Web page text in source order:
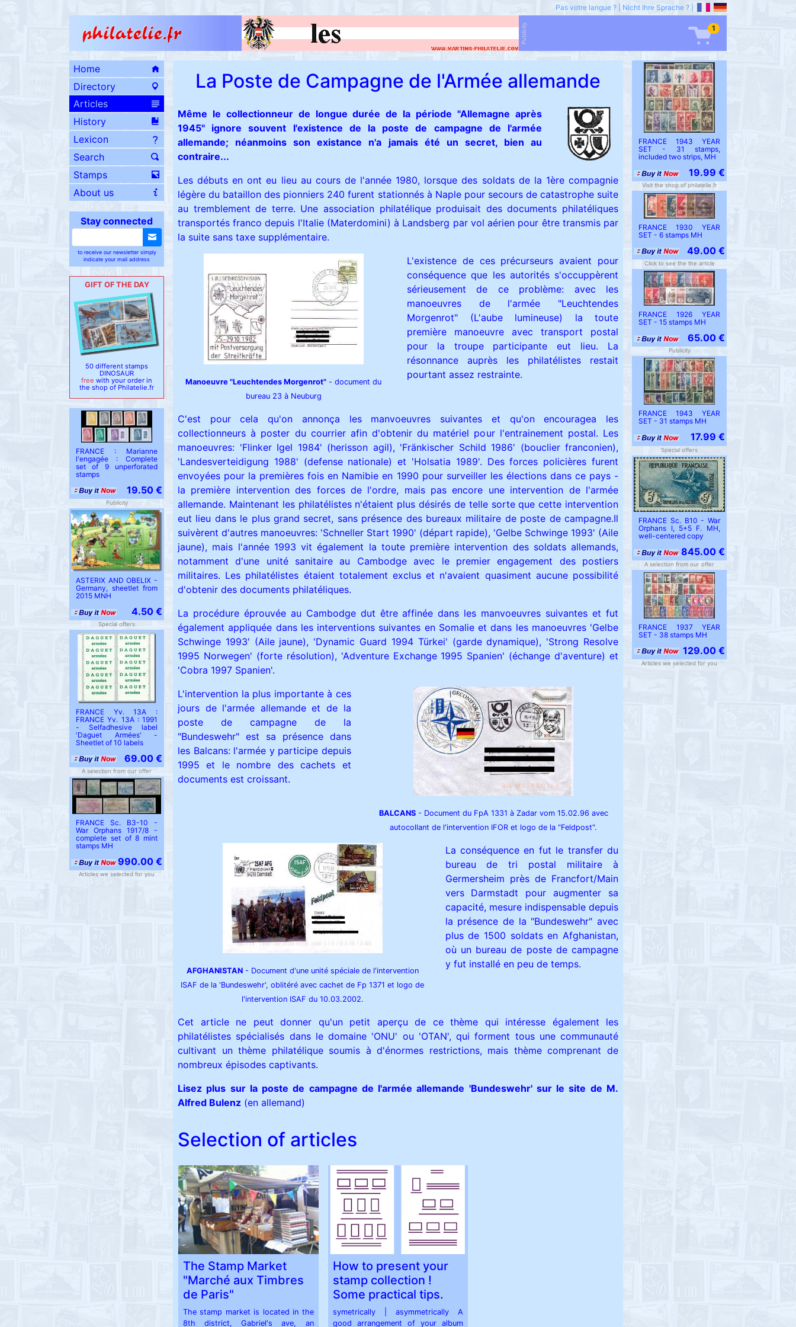
Pas votre langue ? Nicht Ihre Sprache ?
Publicity 1
Home
Directory
Articles
History
Lexicon
Search
Stamps
About us
Stay connected
to receive our newsletter simply
indicate your mail address
GIFT OF THE DAY
50 different stamps
DINOSAUR
free with your order in
the shop of Philatelie.fr
FRANCE : Marianne
l'engagée : Complete
set of 9 unperforated
stamps
19.50 €
Publicity
ASTERIX AND OBELIX -
Germany, sheetlet from
2015 MNH
4.50 €
Special offers
FRANCE Yv. 13A :
FRANCE Yv. 13A : 1991
- Selfadhesive label
'Daguet Armées' -
Sheetlet of 10 labels
69.00 €
A selection from our offer
FRANCE Sc. B3-10 -
War Orphans 1917/8 -
complete set of 8 mint
stamps MH
990.00 €
Articles we selected for you
La Poste de Campagne de l'Armée allemande
Même le collectionneur de longue durée de la période "Allemagne après
1945" ignore souvent l'existence de la poste de campagne de l'armée
allemande; néanmoins son existance n'a jamais été un secret, bien au
contraire...
Les débuts en ont eu lieu au cours de l'année 1980, lorsque des soldats de la 1ère compagnie
légère du bataillon des pionniers 240 furent stationnés à Naple pour secours de catastrophe suite
au tremblement de terre. Une association philatélique produisait des documents philatéliques
transportés franco depuis l'Italie (Materdomini) à Landsberg par vol aérien pour être transmis par
la suite sans taxe supplémentaire.
Manoeuvre "Leuchtendes Morgenrot" - document du
bureau 23 à Neuburg
L'existence de ces précurseurs avaient pour
conséquence que les autorités s'occuppèrent
sérieusement de ce problème: avec les
manoeuvres de l'armée "Leuchtendes
Morgenrot" (L'aube lumineuse) la toute
première manoeuvre avec transport postal
pour la troupe participante eut lieu. La
résonnance auprès les philatélistes restait
pourtant assez restrainte.
C'est pour cela qu'on annonça les manvoeuvres suivantes et qu'on encouragea les
collectionneurs à poster du courrier afin d'obtenir du matériel pour l'entrainement postal. Les
manoeuvres: 'Flinker Igel 1984' (herisson agil), 'Fränkischer Schild 1986' (bouclier franconien),
'Landesverteidigung 1988' (defense nationale) et 'Holsatia 1989'. Des forces policières furent
envoyées pour la premières fois en Namibie en 1990 pour surveiller les élections dans ce pays -
la première intervention des forces de l'ordre, mais pas encore une intervention de l'armée
allemande. Maintenant les philatélistes n'étaient plus désirés de telle sorte que cette intervention
eut lieu dans le plus grand secret, sans présence des bureaux militaire de poste de campagne.Il
suivèrent d'autres manoeuvres: 'Schneller Start 1990' (départ rapide), 'Gelbe Schwinge 1993' (Aile
jaune), mais l'année 1993 vit également la toute première intervention des soldats allemands,
notamment d'une unité sanitaire au Cambodge avec le premier engagement des postiers
militaires. Les philatélistes étaient totalement exclus et n'avaient quasiment aucune possibilité
d'obtenir des documents philatéliques.
La procédure éprouvée au Cambodge dut être affinée dans les manvoeuvres suivantes et fut
également appliquée dans les interventions suivantes en Somalie et dans les manoeuvres 'Gelbe
Schwinge 1993' (Aile jaune), 'Dynamic Guard 1994 Türkei' (garde dynamique), 'Strong Resolve
1995 Norwegen' (forte résolution), 'Adventure Exchange 1995 Spanien' (échange d'aventure) et
'Cobra 1997 Spanien'.
L'intervention la plus importante à ces
jours de l'armée allemande et de la
poste de campagne de la
"Bundeswehr" est sa présence dans
les Balcans: l'armée y participe depuis
1995 et le nombre des cachets et
documents est croissant.
BALCANS- Document du FpA 1331 à Zadar vom 15.02.96 avec
autocollant de l'intervention IFOR et logo de la "Feldpost".
AFGHANISTAN- Document d'une unité spéciale de l'intervention
ISAF de la 'Bundeswehr', oblitéré avec cachet de Fp 1371 et logo de
l'intervention ISAF du 10.03.2002.
La conséquence en fut le transfer du
bureau de tri postal militaire à
Germersheim près de Francfort/Main
vers Darmstadt pour augmenter sa
capacité, mesure indispensable depuis
la présence de la "Bundeswehr" avec
plus de 1500 soldats en Afghanistan,
où un bureau de poste de campagne
y fut installé en peu de temps.
Cet article ne peut donner qu'un petit aperçu de ce thème qui intéresse également les
philatélistes spécialisés dans le domaine 'ONU' ou 'OTAN', qui forment tous une communauté
cultivant un thème philatélique soumis à d'énormes restrictions, mais thème comprenant de
nombreux épisodes captivants.
Lisez plus sur la poste de campagne de l'armée allemande 'Bundeswehr' sur le site de M.
Alfred Bulenz (en allemand)
Selection of articles
The Stamp Market
"Marché aux Timbres
de Paris"
The stamp market is located in the
8th district, Gabriel's ave, an
How to present your
stamp collection !
Some practical tips.
symetrically | asymmetrically A
good arrangement of your album
FRANCE 1943 YEAR
SET - 31 stamps,
included two strips, MH
19.99 €
Visit the shop of philatelie.fr
FRANCE 1930 YEAR
SET - 6 stamps MH
49.00 €
Click to see the the article
FRANCE 1926 YEAR
SET - 15 stamps MH
65.00 €
Publicity
FRANCE 1943 YEAR
SET - 31 stamps MH
17.99 €
Special offers
FRANCE Sc. B10 - War
Orphans I, 5+5 F. MH,
well-centered copy
845.00 €
A selection from our offer
FRANCE 1937 YEAR
SET - 38 stamps MH
129.00 €
Articles we selected for you